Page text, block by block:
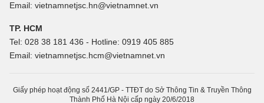
Email: vietnamnetjsc.hn@vietnamnet.vn
TP. HCM
Tel: 028 38 181 436 - Hotline: 0919 405 885
Email: vietnamnetjsc.hcm@vietnamnet.vn
Giấy phép hoạt động số 2441/GP - TTĐT do Sở Thông Tin & Truyền Thông
Thành Phố Hà Nội cấp ngày 20/6/2018